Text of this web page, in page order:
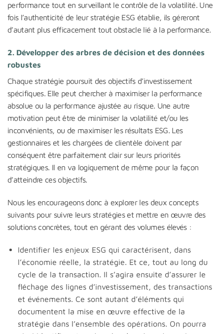
performance tout en surveillant le contrôle de la volatilité. Une
fois l’authenticité de leur stratégie ESG établie, ils géreront
d’autant plus efficacement tout obstacle lié à la performance.
2. Développer des arbres de décision et des données
robustes
Chaque stratégie poursuit des objectifs d’investissement
spécifiques. Elle peut chercher à maximiser la performance
absolue ou la performance ajustée au risque. Une autre
motivation peut être de minimiser la volatilité et/ou les
inconvénients, ou de maximiser les résultats ESG. Les
gestionnaires et les chargées de clientèle doivent par
conséquent être parfaitement clair sur leurs priorités
stratégiques. Il en va logiquement de même pour la façon
d’atteindre ces objectifs.
Nous les encourageons donc à explorer les deux concepts
suivants pour suivre leurs stratégies et mettre en œuvre des
solutions concrètes, tout en gérant des volumes élevés :
Identifier les enjeux ESG qui caractérisent, dans
l’économie réelle, la stratégie. Et ce, tout au long du
cycle de la transaction. Il s’agira ensuite d’assurer le
fléchage des lignes d’investissement, des transactions
et événements. Ce sont autant d’éléments qui
documentent la mise en œuvre effective de la
stratégie dans l’ensemble des opérations. On pourra